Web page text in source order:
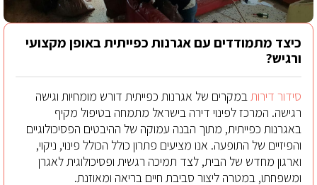
כיצד מתמודדים עם אגרנות כפייתית באופן מקצועי
ורגיש?
סידור דירותבמקרים של אגרנות כפייתית דורש מומחיות וגישה
רגישה. המרכז לפינוי דירה בישראל מתמחה בטיפול מקיף
באגרנות כפייתית, מתוך הבנה עמוקה של ההיבטים הפסיכולוגיים
והפיזיים של התופעה. אנו מציעים פתרון כולל הכולל פינוי, ניקוי,
וארגון מחדש של הבית, לצד תמיכה רגשית ופסיכולוגית לאגרן
ומשפחתו, במטרה ליצור סביבת חיים בריאה ומאוזנת.